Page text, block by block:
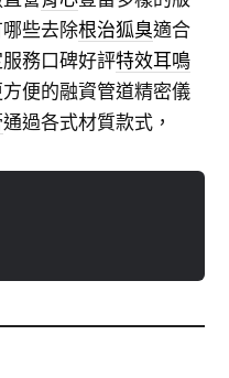
些去除根治狐臭適合
務口碑好評特效耳鳴
便的融資管道精密儀
通過各式材質款式，